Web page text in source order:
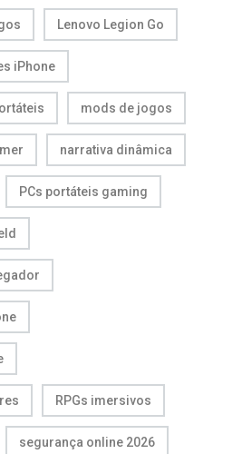
Lenovo Legion Go
iPhone
mods de jogos
narrativa dinâmica
PCs portáteis gaming
RPGs imersivos
segurança online 2026